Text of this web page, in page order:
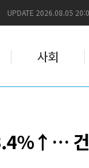
UPDATE 2026.08.05
사회